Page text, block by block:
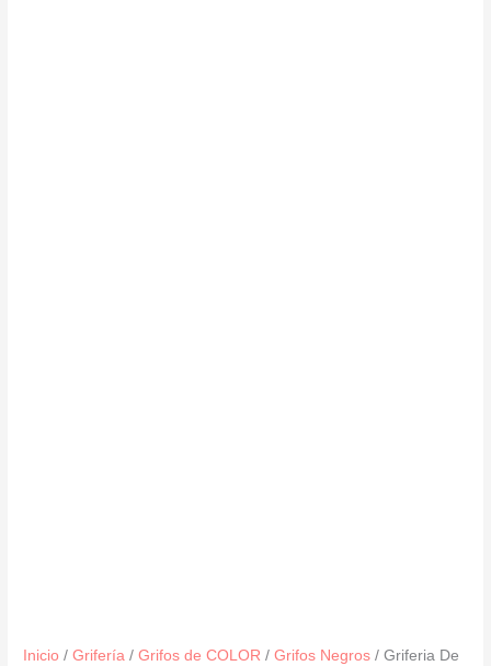
Inicio /Grifería /Grifos de COLOR /Grifos Negros / Griferia De